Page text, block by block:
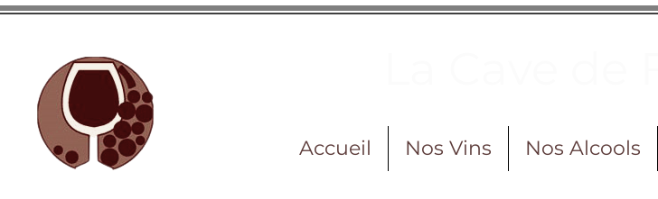
Accueil Nos Vins Nos Alcools